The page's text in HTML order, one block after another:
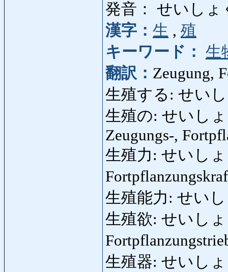
発音： せいしょ
漢字： 生 , 殖
キーワード： 生
翻訳： Zeugung,
生殖する: せい
生殖の: せいしょ
Zeugungs-,
生殖力: せいし
生殖能力: せい
生殖欲: せいし
生殖器: せいしょ